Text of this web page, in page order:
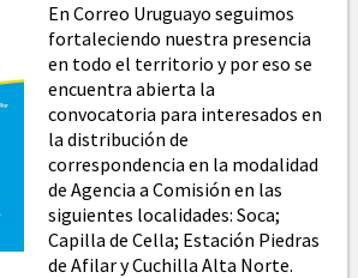
En Correo Uruguayo seguimos
fortaleciendo nuestra presencia
en todo el territorio y por eso se
encuentra abierta la
convocatoria para interesados en
la distribución de
correspondencia en la modalidad
de Agencia a Comisión en las
siguientes localidades: Soca;
Capilla de Cella; Estación Piedras
de Afilar y Cuchilla Alta Norte.